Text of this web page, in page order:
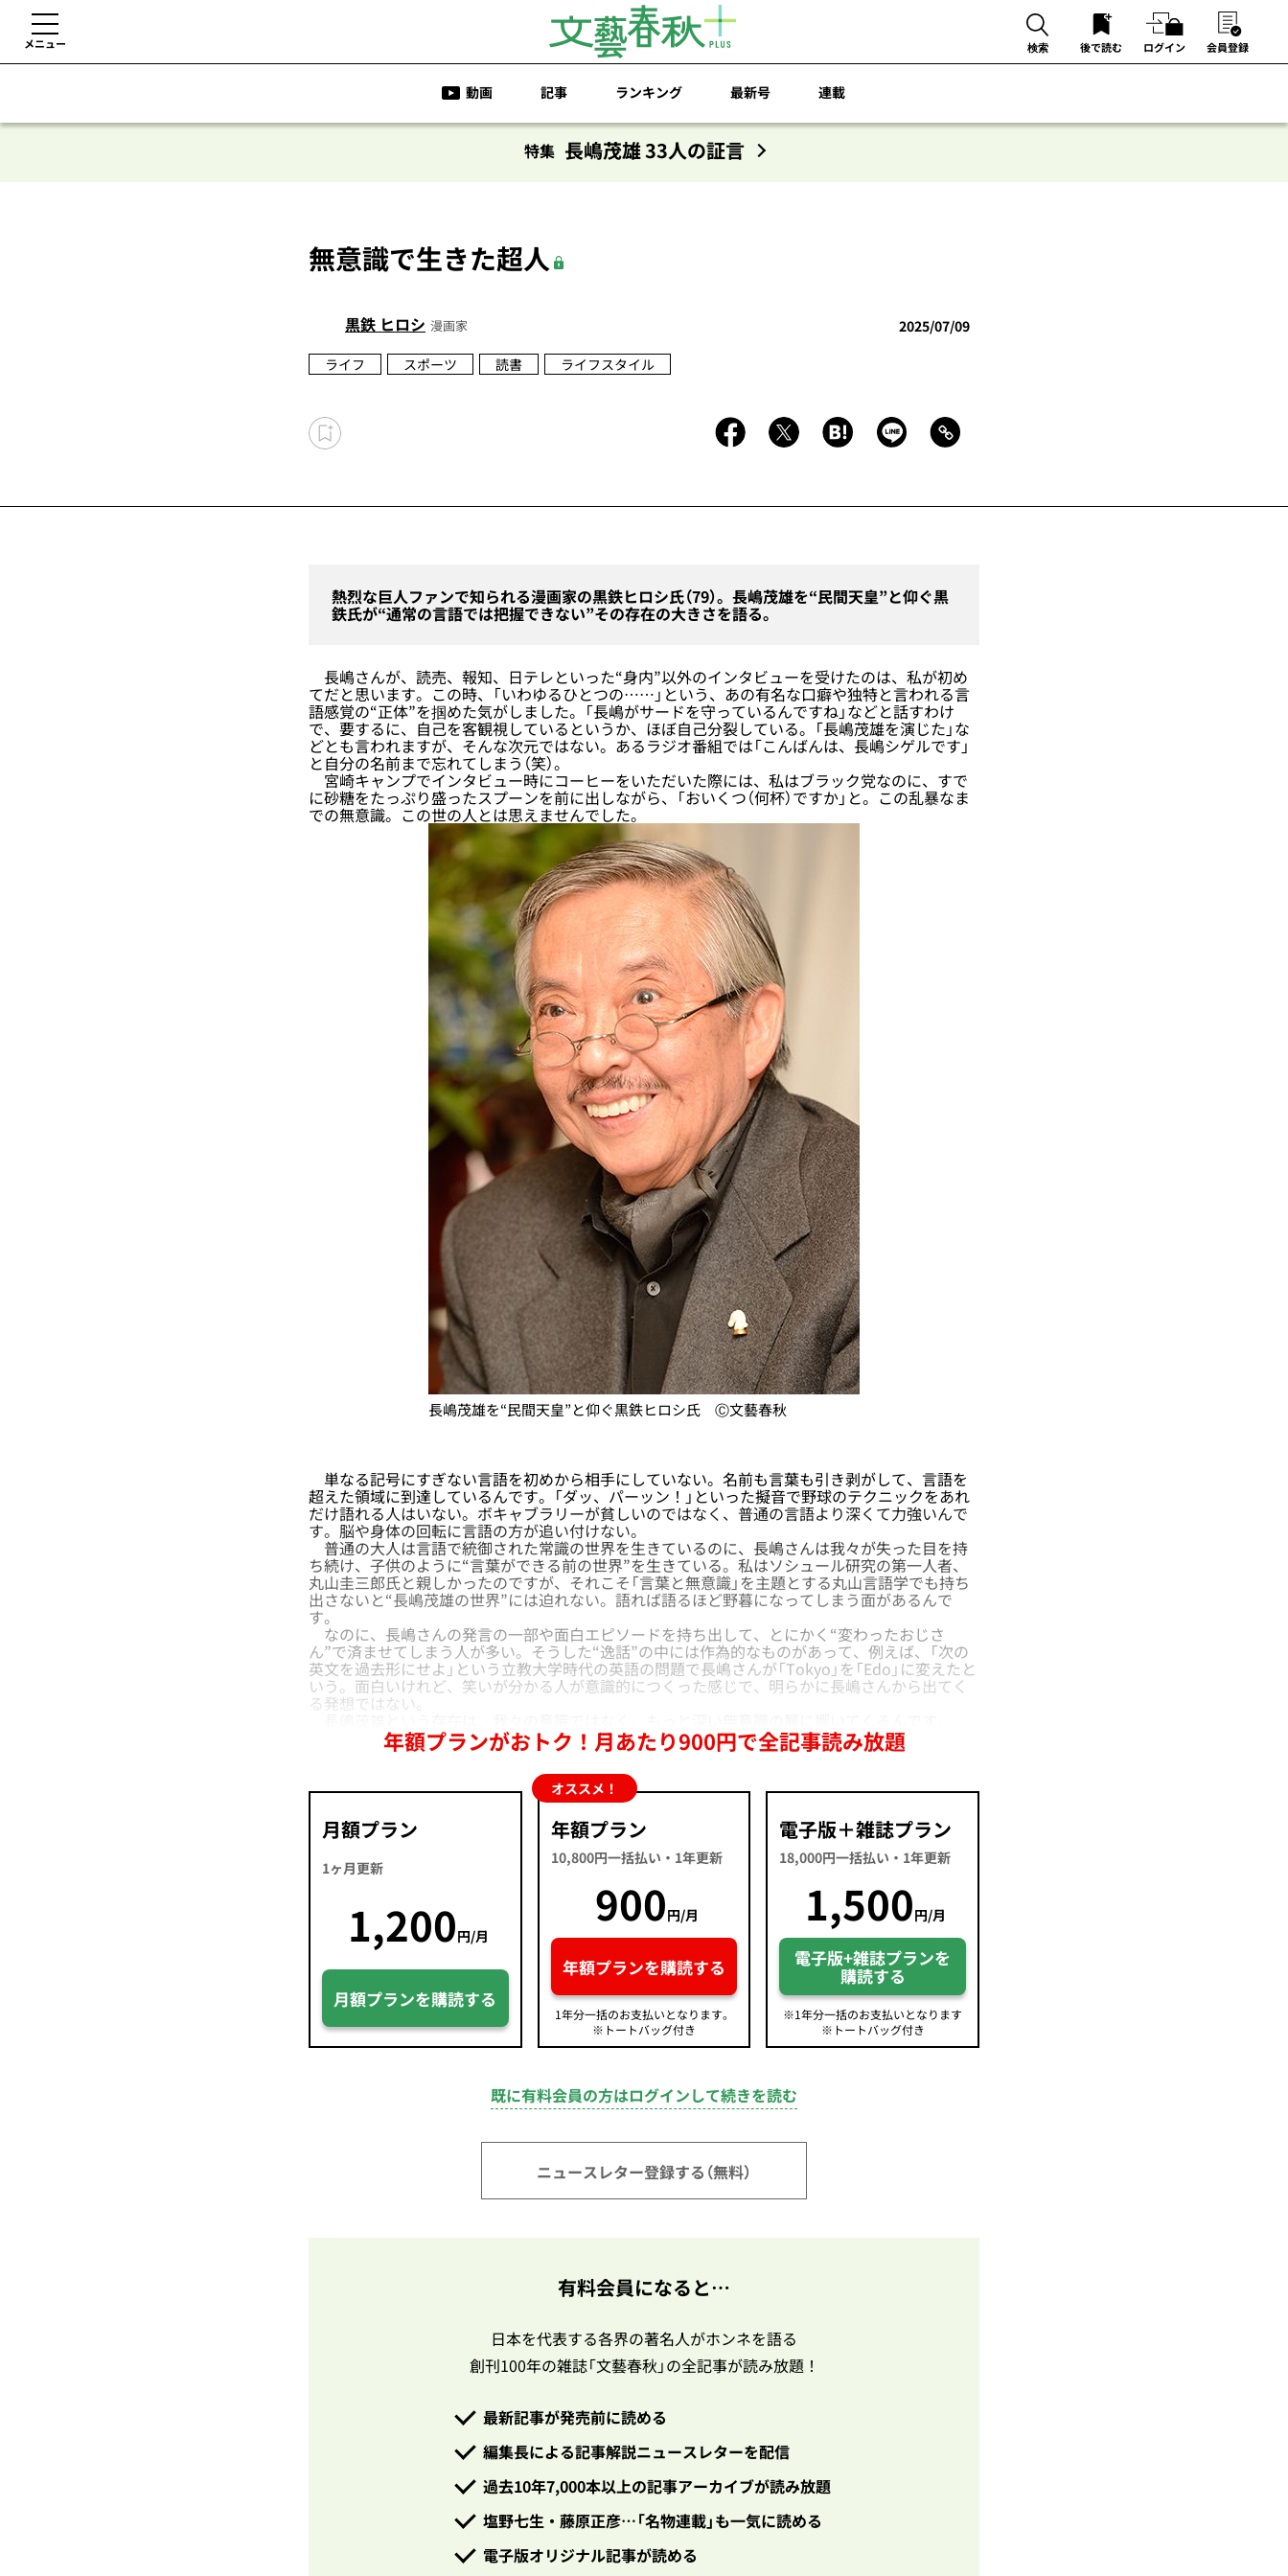
メニュー 検索 後で読む ログイン 会員登録
動画 記事 ランキング 最新号 連載
特集 長嶋茂雄 33人の証言
無意識で生きた超人
黒鉄 ヒロシ 漫画家
2025/07/09
ライフ
スポーツ 読書 ライフスタイル
熱烈な巨人ファンで知られる漫画家の黒鉄ヒロシ氏（79）。長嶋茂雄を“民間天皇”と仰ぐ黒
鉄氏が“通常の言語では把握できない”その存在の大きさを語る。
長嶋さんが、読売、報知、日テレといった“身内”以外のインタビューを受けたのは、私が初め
てだと思います。この時、「いわゆるひとつの……」という、あの有名な口癖や独特と言われる言
語感覚の“正体”を掴めた気がしました。「長嶋がサードを守っているんですね」などと話すわけ
で、要するに、自己を客観視しているというか、ほぼ自己分裂している。「長嶋茂雄を演じた」な
どとも言われますが、そんな次元ではない。あるラジオ番組では「こんばんは、長嶋シゲルです」
と自分の名前まで忘れてしまう（笑）。
宮崎キャンプでインタビュー時にコーヒーをいただいた際には、私はブラック党なのに、すで
に砂糖をたっぷり盛ったスプーンを前に出しながら、「おいくつ（何杯）ですか」と。この乱暴なま
での無意識。この世の人とは思えませんでした。
長嶋茂雄を“民間天皇”と仰ぐ黒鉄ヒロシ氏 Ⓒ文藝春秋
単なる記号にすぎない言語を初めから相手にしていない。名前も言葉も引き剥がして、言語を
超えた領域に到達しているんです。「ダッ、パーッン！」といった擬音で野球のテクニックをあれ
だけ語れる人はいない。ボキャブラリーが貧しいのではなく、普通の言語より深くて力強いんで
す。脳や身体の回転に言語の方が追い付けない。
普通の大人は言語で統御された常識の世界を生きているのに、長嶋さんは我々が失った目を持
ち続け、子供のように“言葉ができる前の世界”を生きている。私はソシュール研究の第一人者、
丸山圭三郎氏と親しかったのですが、それこそ「言葉と無意識」を主題とする丸山言語学でも持ち
出さないと“長嶋茂雄の世界”には迫れない。語れば語るほど野暮になってしまう面があるんで
す。
なのに、長嶋さんの発言の一部や面白エピソードを持ち出して、とにかく“変わったおじさ
ん”で済ませてしまう人が多い。そうした“逸話”の中には作為的なものがあって、例えば、「次の
英文を過去形にせよ」という立教大学時代の英語の問題で長嶋さんが「Tokyo」を「Edo」に変えたと
いう。面白いけれど、笑いが分かる人が意識的につくった感じで、明らかに長嶋さんから出てく
る発想ではない。
年額プランがおトク！月あたり900円で全記事読み放題
月額プラン
1ヶ月更新
1,200円/月
月額プランを購読する
オススメ！
年額プラン
10,800円一括払い・1年更新
900円/月
年額プランを購読する
1年分一括のお支払いとなります。
※トートバッグ付き
電子版＋雑誌プラン
18,000円一括払い・1年更新
1,500円/月
電子版+雑誌プランを
購読する
※1年分一括のお支払いとなります
※トートバッグ付き
既に有料会員の方はログインして続きを読む
ニュースレター登録する（無料）
有料会員になると…
日本を代表する各界の著名人がホンネを語る
創刊100年の雑誌「文藝春秋」の全記事が読み放題！
最新記事が発売前に読める
編集長による記事解説ニュースレターを配信
過去10年7,000本以上の記事アーカイブが読み放題
塩野七生・藤原正彦…「名物連載」も一気に読める
電子版オリジナル記事が読める